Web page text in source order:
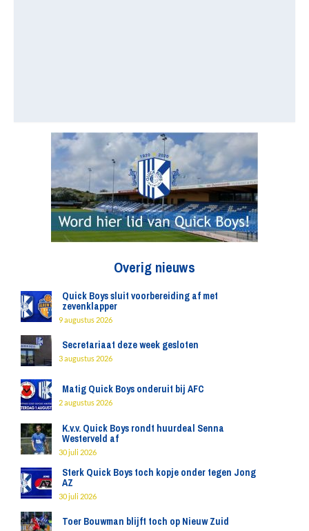
Overig nieuws
Quick Boys sluit voorbereiding af met
zevenklapper
9 augustus 2026
Secretariaat deze week gesloten
3 augustus 2026
Matig Quick Boys onderuit bij AFC
2 augustus 2026
K.v.v. Quick Boys rondt huurdeal Senna
Westerveld af
30 juli 2026
Sterk Quick Boys toch kopje onder tegen Jong
AZ
30 juli 2026
Toer Bouwman blijft toch op Nieuw Zuid